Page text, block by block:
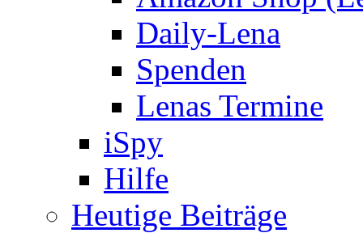
Daily-Lena
Spenden
Lenas Termine
iSpy
Hilfe
Heutige Beiträge